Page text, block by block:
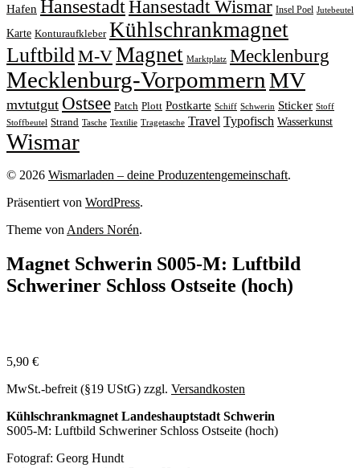
Hafen HansestadtHansestadt Wismar Insel Poel Jutebeutel
Karte Konturaufkleber Kühlschrankmagnet
LuftbildM-VMagnet Marktplatz Mecklenburg
Mecklenburg-VorpommernMV
mvtutgut Ostsee Patch Plott Postkarte Schiff Schwerin Sticker Stoff
Stoffbeutel Strand Tasche Textilie Tragetasche Travel Typofisch Wasserkunst
Wismar
© 2026 Wismarladen – deine Produzentengemeinschaft.
Präsentiert von WordPress.
Theme von Anders Norén.
Magnet Schwerin S005-M: Luftbild
Schweriner Schloss Ostseite (hoch)
5,90 €
MwSt.-befreit (§19 UStG) zzgl. Versandkosten
Kühlschrankmagnet Landeshauptstadt Schwerin
S005-M: Luftbild Schweriner Schloss Ostseite (hoch)
Fotograf: Georg Hundt